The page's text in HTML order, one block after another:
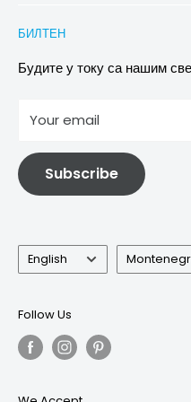
Images & references
Политика отказивања
Услови
Информације о
БИЛТЕН
Будите у току са нашим
Your email
Subscribe
Language
English Country/
Follow Us